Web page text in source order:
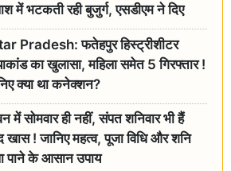
में भटकती रही बुजुर्ग, एसडीएम ने दिए
के आदेश
Pradesh: फतेहपुर हिस्ट्रीशीटर
का खुलासा, महिला समेत 5 गिरफ्तार !
क्या था कनेक्शन?
में सोमवार ही नहीं, संपत शनिवार भी हैं
खास ! जानिए महत्व, पूजा विधि और शनि
पाने के आसान उपाय